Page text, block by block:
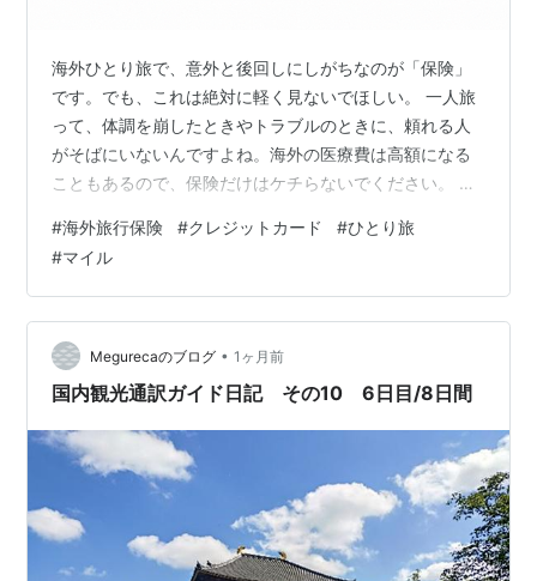
海外ひとり旅で、意外と後回しにしがちなのが「保険」
です。でも、これは絶対に軽く見ないでほしい。 一人旅
って、体調を崩したときやトラブルのときに、頼れる人
がそばにいないんですよね。海外の医療費は高額になる
こともあるので、保険だけはケチらないでください。 こ
カバーする方法」と、その注意点をまとめます。 まず、
手持ちのクレカの保険を確認する 実は、クレジットカー
ドには海外旅行保険が付いているものがあります。だか
らいきなり保険に申し込む前に、「今持ってるカードに
海外旅行保険が付いてないか」を確認するのが最初の一
歩です。 私は ANAワイドゴールドカード…
#海外旅行保険 #クレジットカード #ひとり旅
#マイル
Megurecaのブログ • 1ヶ月前
国内観光通訳ガイド日記 その10 6日目/8日間